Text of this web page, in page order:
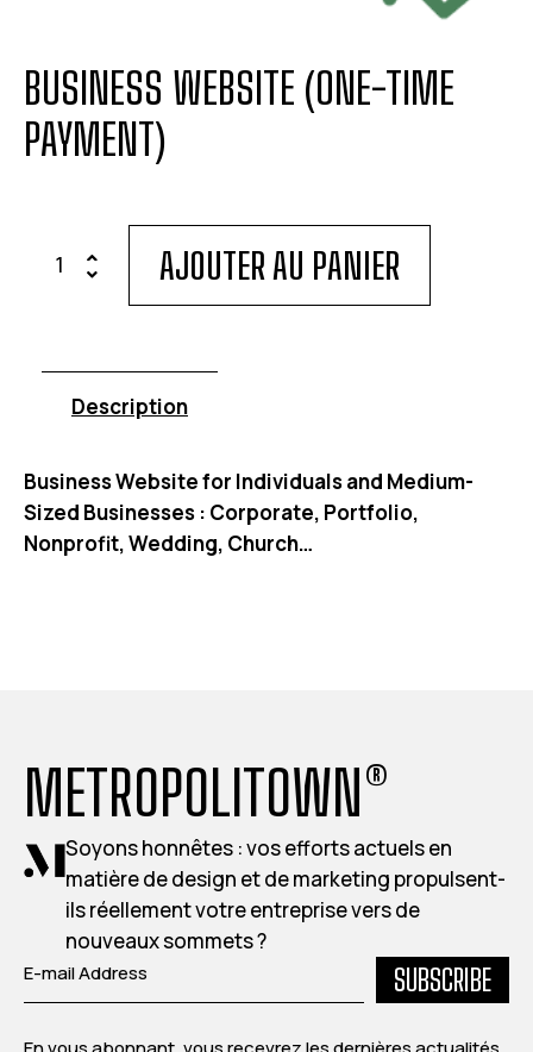
BUSINESS WEBSITE (ONE-TIME
PAYMENT)
AJOUTER AU PANIER
Description
Business Website for Individuals and Medium-
Sized Businesses : Corporate, Portfolio,
Nonprofit, Wedding, Church…
METROPOLITOWN®
Soyons honnêtes : vos efforts actuels en
matière de design et de marketing propulsent-
ils réellement votre entreprise vers de
nouveaux sommets ?
SUBSCRIBE